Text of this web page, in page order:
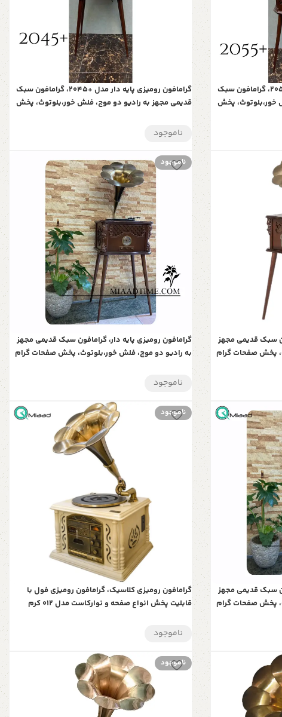
گرامافون رومیزی پایه دار مدل +2055، گرامافون سبک
خور،بلوتوث، پخش
گرامافون رومیزی پایه دار مدل +2045، گرامافون سبک
قدیمی مجهز به رادیو دو موج، فلش خور،بلوتوث، پخش
ناموجود
سبک قدیمی مجهز
پخش صفحات گرام
ناموجود
گرامافون رومیزی پایه دار، گرامافون سبک قدیمی مجهز
به رادیو دو موج، فلش خور،بلوتوث، پخش صفحات گرام
ناموجود
سبک قدیمی مجهز
پخش صفحات گرام
ناموجود
گرامافون رومیزی کلاسیک، گرامافون رومیزی فول با
قابلیت پخش انواع صفحه و نوارکاست مدل 012 کرم
ناموجود
ناموجود